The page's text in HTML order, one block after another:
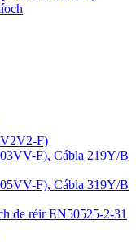
F)
F), Cábla 219Y/B
F), Cábla 319Y/B
de réir EN50525-2-31